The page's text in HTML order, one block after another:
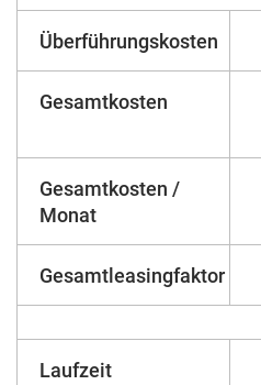
Überführungskosten
Gesamtkosten
Gesamtkosten /
Monat
Gesamtleasingfaktor
Laufzeit